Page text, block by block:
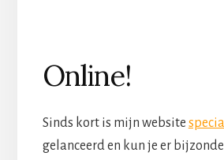
Online!
Sinds kort is mijn website
gelanceerd en kun je er